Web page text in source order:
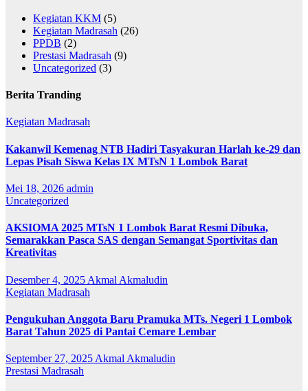
Kegiatan KKM (5)
Kegiatan Madrasah (26)
PPDB (2)
Prestasi Madrasah (9)
Uncategorized (3)
Berita Tranding
Kegiatan Madrasah
Kakanwil Kemenag NTB Hadiri Tasyakuran Harlah ke-29 dan
Lepas Pisah Siswa Kelas IX MTsN 1 Lombok Barat
Mei 18, 2026 admin
Uncategorized
AKSIOMA 2025 MTsN 1 Lombok Barat Resmi Dibuka,
Semarakkan Pasca SAS dengan Semangat Sportivitas dan
Kreativitas
Desember 4, 2025 Akmal Akmaludin
Kegiatan Madrasah
Pengukuhan Anggota Baru Pramuka MTs. Negeri 1 Lombok
Barat Tahun 2025 di Pantai Cemare Lembar
September 27, 2025 Akmal Akmaludin
Prestasi Madrasah